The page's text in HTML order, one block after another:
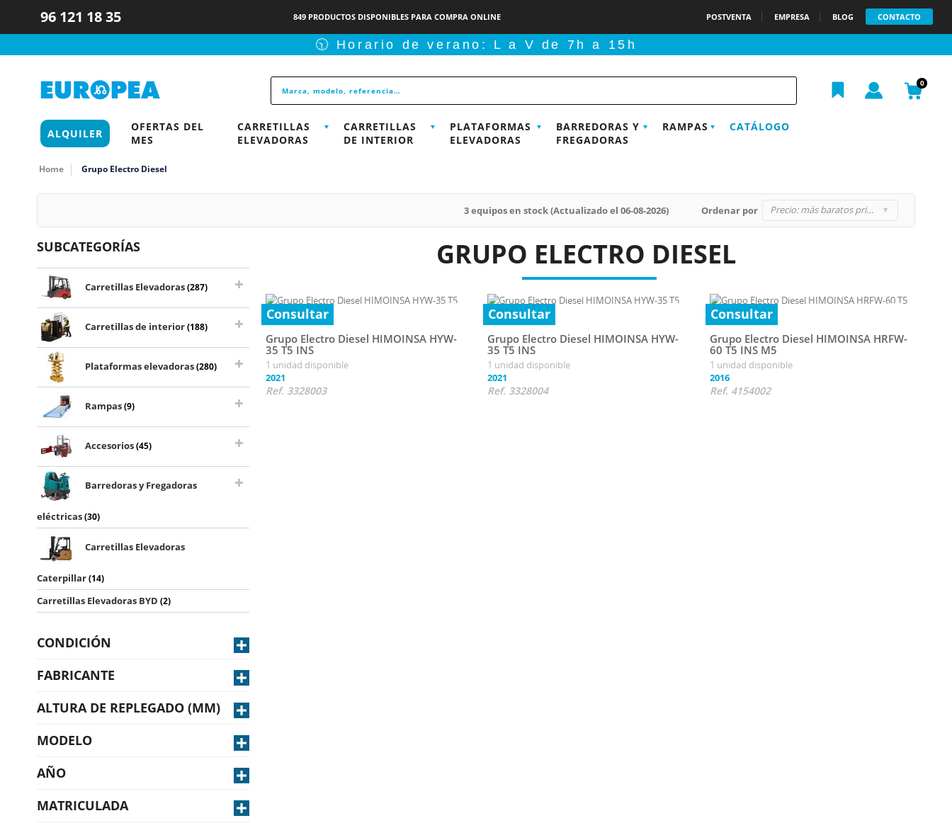
96 121 18 35 849 PRODUCTOS DISPONIBLES PARA COMPRA ONLINE POSTVENTA EMPRESA BLOG CONTACTO
🕥 Horario de verano: L a V de 7h a 15h
0
ALQUILER
OFERTAS DEL
MES
CARRETILLAS
ELEVADORAS
CARRETILLAS
DE INTERIOR
PLATAFORMAS
ELEVADORAS
BARREDORAS Y
FREGADORAS
RAMPAS CATÁLOGO
Home Grupo Electro Diesel
Ordenar por Precio: más baratos primero
3 equipos en stock (Actualizado el 06-08-2026)
SUBCATEGORÍAS
Carretillas Elevadoras(287)
Carretillas de interior(188)
Plataformas elevadoras(280)
Rampas(9)
Accesorios(45)
Barredoras y Fregadoras
eléctricas(30)
Carretillas Elevadoras
Caterpillar(14)
Carretillas Elevadoras BYD (2)
CONDICIÓN
Usado(3)
FABRICANTE
HIMOINSA(3)
ALTURA DE REPLEGADO (MM)
mm
MODELO
HRFW 60 T5 INS M5
AÑO
hasta
MATRICULADA
GRUPO ELECTRO DIESEL
Consultar
Grupo Electro Diesel HIMOINSA HYW-
35 T5 INS
1 unidad disponible
2021
Ref. 3328003
Consultar
Grupo Electro Diesel HIMOINSA HYW-
35 T5 INS
1 unidad disponible
2021
Ref. 3328004
Consultar
Grupo Electro Diesel HIMOINSA HRFW-
60 T5 INS M5
1 unidad disponible
2016
Ref. 4154002